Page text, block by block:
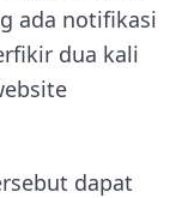
ada notifikasi
dua kali
dapat